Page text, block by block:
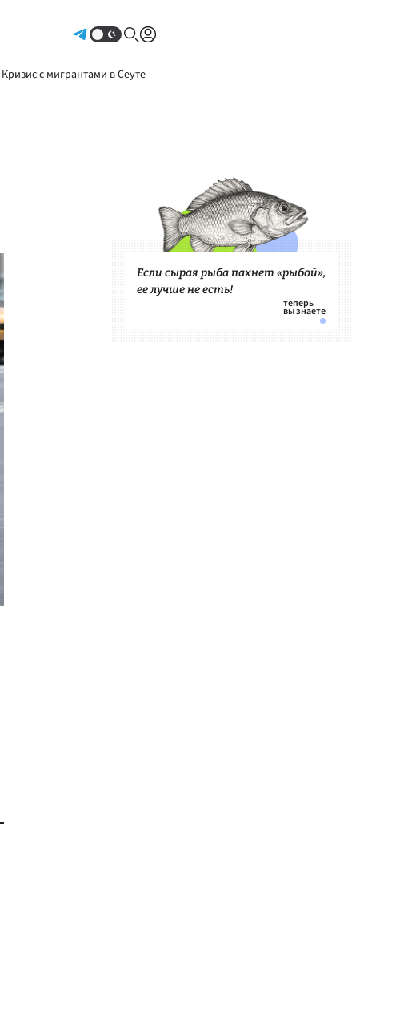
Кризис с мигрантами в Сеуте
Если сырая рыба пахнет «рыбой»,
ее лучше не есть!